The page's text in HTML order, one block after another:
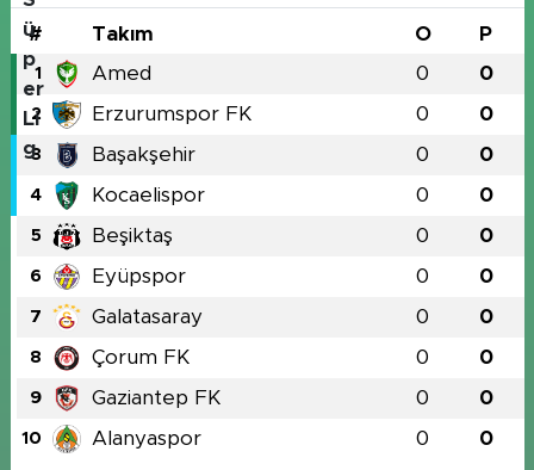
# Takım O P
1 Amed 0 0
2 Erzurumspor FK 0 0
3 Başakşehir 0 0
4 Kocaelispor 0 0
5 Beşiktaş 0 0
6 Eyüpspor 0 0
7 Galatasaray 0 0
8 Çorum FK 0 0
9 Gaziantep FK 0 0
10 Alanyaspor 0 0